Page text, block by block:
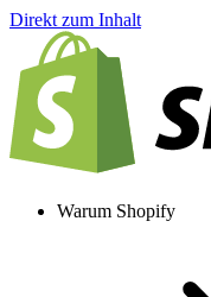
Direkt zum Inhalt
Warum Shopify